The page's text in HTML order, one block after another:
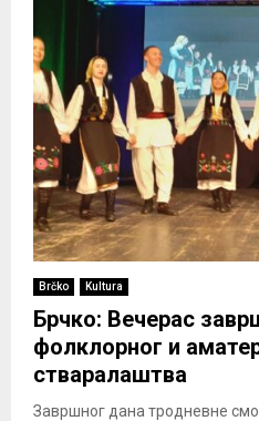
Brčko Kultura
Брчко: Вечерас
фолклорног и
стваралаштва
Завршног дана тродневне